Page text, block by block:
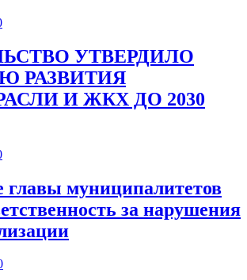
УТВЕРДИЛО
РАЗВИТИЯ
И ЖКХ ДО 2030
главы муниципалитетов
за нарушения